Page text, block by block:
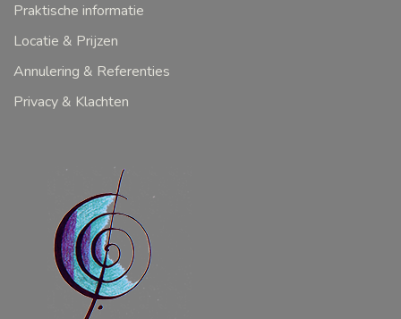
Praktische informatie
Locatie & Prijzen
Annulering & Referenties
Privacy & Klachten